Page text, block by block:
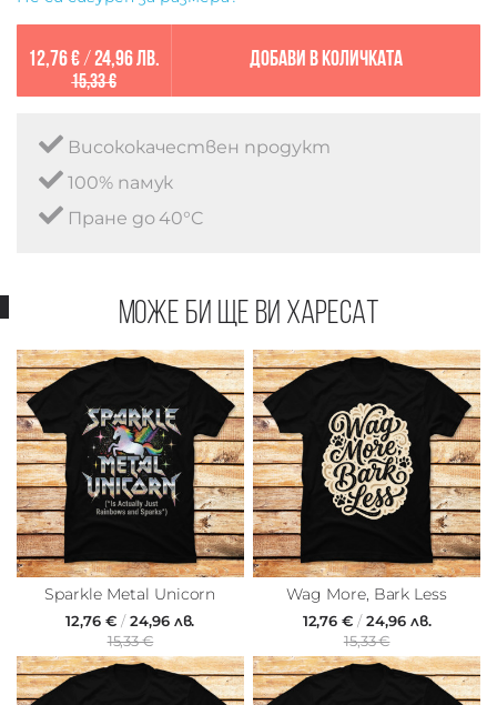
12,76 €/ 24,96 лв.
15,33 €
Добави в количката
Висококачествен продукт
100% памук
Пране до 40°C
Може би ще ви харесат
Sparkle Metal Unicorn
12,76 € /24,96 лв.
15,33 €
Wag More, Bark Less
12,76 €/24,96 лв.
15,33 €